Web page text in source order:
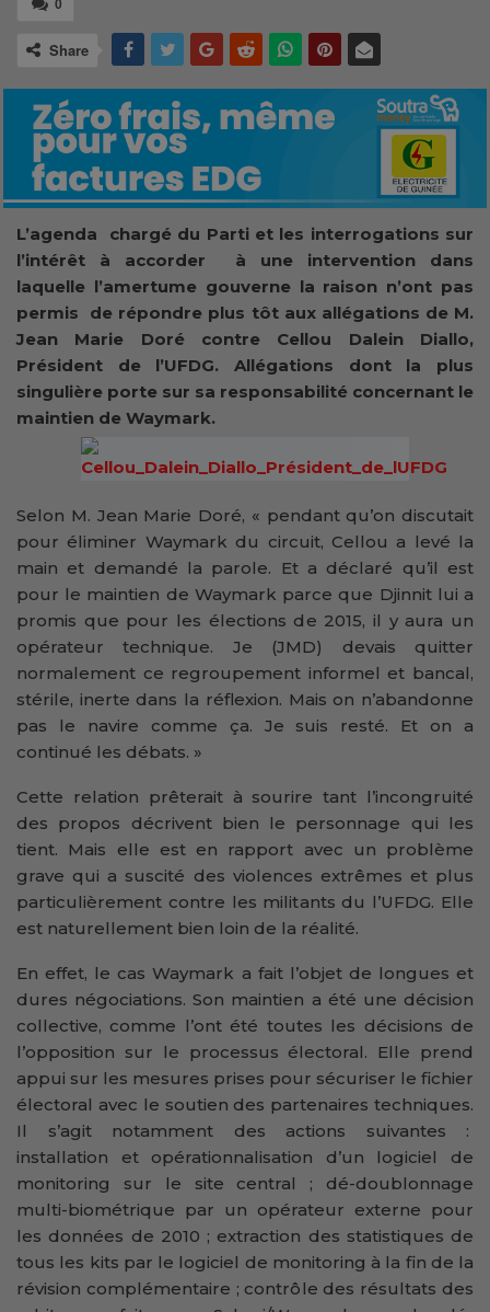
0
Share
L’agenda chargé du Parti et les interrogations sur
l’intérêt à accorder à une intervention dans
laquelle l’amertume gouverne la raison n’ont pas
permis de répondre plus tôt aux allégations de M.
Jean Marie Doré contre Cellou Dalein Diallo,
Président de l’UFDG. Allégations dont la plus
singulière porte sur sa responsabilité concernant le
maintien de Waymark.
Selon M. Jean Marie Doré, « pendant qu’on discutait
pour éliminer Waymark du circuit, Cellou a levé la
main et demandé la parole. Et a déclaré qu’il est
pour le maintien de Waymark parce que Djinnit lui a
promis que pour les élections de 2015, il y aura un
opérateur technique. Je (JMD) devais quitter
normalement ce regroupement informel et bancal,
stérile, inerte dans la réflexion. Mais on n’abandonne
pas le navire comme ça. Je suis resté. Et on a
continué les débats. »
Cette relation prêterait à sourire tant l’incongruité
des propos décrivent bien le personnage qui les
tient. Mais elle est en rapport avec un problème
grave qui a suscité des violences extrêmes et plus
particulièrement contre les militants du l’UFDG. Elle
est naturellement bien loin de la réalité.
En effet, le cas Waymark a fait l’objet de longues et
dures négociations. Son maintien a été une décision
collective, comme l’ont été toutes les décisions de
l’opposition sur le processus électoral. Elle prend
appui sur les mesures prises pour sécuriser le fichier
électoral avec le soutien des partenaires techniques.
Il s’agit notamment des actions suivantes :
installation et opérationnalisation d’un logiciel de
monitoring sur le site central ; dé-doublonnage
multi-biométrique par un opérateur externe pour
les données de 2010 ; extraction des statistiques de
tous les kits par le logiciel de monitoring à la fin de la
révision complémentaire ; contrôle des résultats des